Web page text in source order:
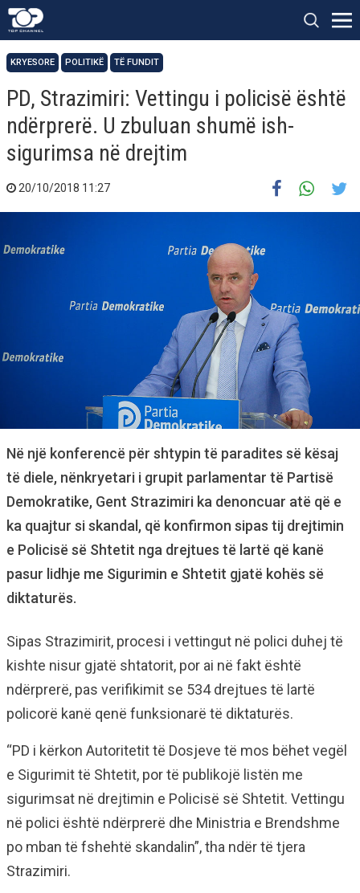
KRYESORE POLITIKË TË FUNDIT
PD, Strazimiri: Vettingu i policisë është
ndërprerë. U zbuluan shumë ish-
sigurimsa në drejtim
20/10/2018 11:27
Në një konferencë për shtypin të paradites së kësaj
të diele, nënkryetari i grupit parlamentar të Partisë
Demokratike, Gent Strazimiri ka denoncuar atë që e
ka quajtur si skandal, që konfirmon sipas tij drejtimin
e Policisë së Shtetit nga drejtues të lartë që kanë
pasur lidhje me Sigurimin e Shtetit gjatë kohës së
diktaturës.
Sipas Strazimirit, procesi i vettingut në polici duhej të
kishte nisur gjatë shtatorit, por ai në fakt është
ndërprerë, pas verifikimit se 534 drejtues të lartë
policorë kanë qenë funksionarë të diktaturës.
“PD i kërkon Autoritetit të Dosjeve të mos bëhet vegël
e Sigurimit të Shtetit, por të publikojë listën me
sigurimsat në drejtimin e Policisë së Shtetit. Vettingu
në polici është ndërprerë dhe Ministria e Brendshme
po mban të fshehtë skandalin”, tha ndër të tjera
Strazimiri.